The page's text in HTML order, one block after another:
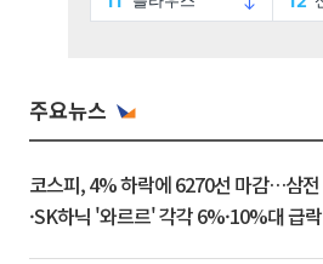
주요뉴스
코스피, 4% 하락에 6270선 마감…삼전
·SK하닉 '와르르' 각각 6%·10%대 급락